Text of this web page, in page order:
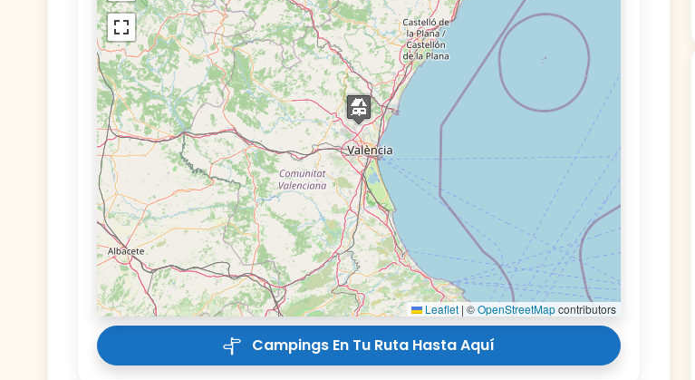
Leaflet | ©OpenStreetMapcontributors
Campings En Tu Ruta Hasta Aquí